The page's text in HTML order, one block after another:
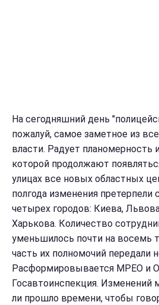
На сегодняшний день
пожалуй, самое заметное из
власти. Радует планомерность
которой продолжают
улицах все новых областных
полгода изменения
четырех городов: Киева,
Харькова. Количество
уменьшилось почти на восемь
часть их полномочий
Расформировывается МРЕО и
Госавтоинспекция. Изменений
ли прошло времени, чтобы